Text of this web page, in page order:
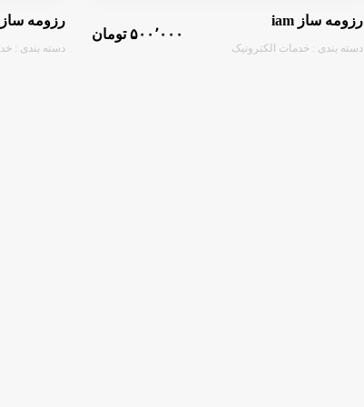
رزومه ساز iam
دسته بندی : خدمات الکترونیک
۵۰۰٬۰۰۰ تومان
رزومه ساز icv
دسته بندی :